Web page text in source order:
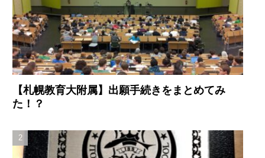
【札幌教育大附属】出願手続きをまとめてみ
た！？